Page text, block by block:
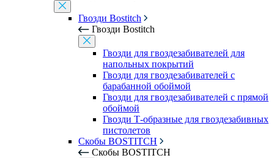
Гвозди Bostitch
Гвозди Bostitch
Гвозди для гвоздезабивателей для
напольных покрытий
Гвозди для гвоздезабивателей с
барабанной обоймой
Гвозди для гвоздезабивателей с прямой
обоймой
Гвозди Т-образные для гвоздезабивных
пистолетов
Скобы BOSTITCH
Скобы BOSTITCH